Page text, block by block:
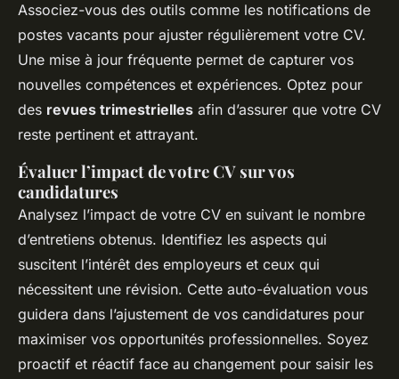
Associez-vous des outils comme les notifications de
postes vacants pour ajuster régulièrement votre CV.
Une mise à jour fréquente permet de capturer vos
nouvelles compétences et expériences. Optez pour
des revues trimestrielles afin d’assurer que votre CV
reste pertinent et attrayant.
Évaluer l’impact de votre CV sur vos
candidatures
Analysez l’impact de votre CV en suivant le nombre
d’entretiens obtenus. Identifiez les aspects qui
suscitent l’intérêt des employeurs et ceux qui
nécessitent une révision. Cette auto-évaluation vous
guidera dans l’ajustement de vos candidatures pour
maximiser vos opportunités professionnelles. Soyez
proactif et réactif face au changement pour saisir les